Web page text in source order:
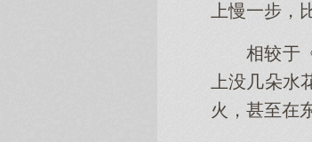
上慢一步，
相较于
上没几朵
火，甚至在